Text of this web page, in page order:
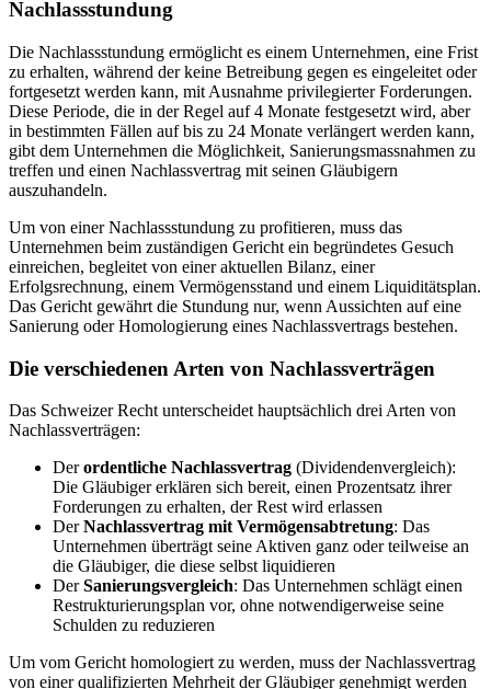
Nachlassstundung
Die Nachlassstundung ermöglicht es einem Unternehmen, eine Frist
zu erhalten, während der keine Betreibung gegen es eingeleitet oder
fortgesetzt werden kann, mit Ausnahme privilegierter Forderungen.
Diese Periode, die in der Regel auf 4 Monate festgesetzt wird, aber
in bestimmten Fällen auf bis zu 24 Monate verlängert werden kann,
gibt dem Unternehmen die Möglichkeit, Sanierungsmassnahmen zu
treffen und einen Nachlassvertrag mit seinen Gläubigern
auszuhandeln.
Um von einer Nachlassstundung zu profitieren, muss das
Unternehmen beim zuständigen Gericht ein begründetes Gesuch
einreichen, begleitet von einer aktuellen Bilanz, einer
Erfolgsrechnung, einem Vermögensstand und einem Liquiditätsplan.
Das Gericht gewährt die Stundung nur, wenn Aussichten auf eine
Sanierung oder Homologierung eines Nachlassvertrags bestehen.
Die verschiedenen Arten von Nachlassverträgen
Das Schweizer Recht unterscheidet hauptsächlich drei Arten von
Nachlassverträgen:
Derordentliche Nachlassvertrag (Dividendenvergleich):
Die Gläubiger erklären sich bereit, einen Prozentsatz ihrer
Forderungen zu erhalten, der Rest wird erlassen
DerNachlassvertrag mit Vermögensabtretung: Das
Unternehmen überträgt seine Aktiven ganz oder teilweise an
die Gläubiger, die diese selbst liquidieren
DerSanierungsvergleich: Das Unternehmen schlägt einen
Restrukturierungsplan vor, ohne notwendigerweise seine
Schulden zu reduzieren
Um vom Gericht homologiert zu werden, muss der Nachlassvertrag
von einer qualifizierten Mehrheit der Gläubiger genehmigt werden